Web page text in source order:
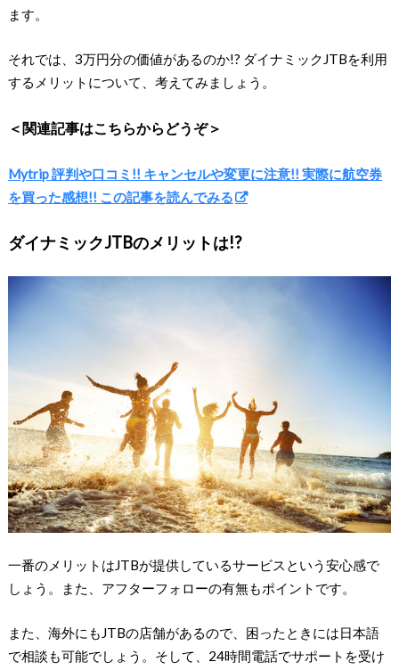
ます。
それでは、3万円分の価値があるのか!? ダイナミックJTBを利用
するメリットについて、考えてみましょう。
＜関連記事はこちらからどうぞ＞
Mytrip 評判や口コミ!! キャンセルや変更に注意!! 実際に航空券
を買った感想!! この記事を読んでみる
ダイナミックJTBのメリットは!?
一番のメリットはJTBが提供しているサービスという安心感で
しょう。また、アフターフォローの有無もポイントです。
また、海外にもJTBの店舗があるので、困ったときには日本語
で相談も可能でしょう。そして、24時間電話でサポートを受け